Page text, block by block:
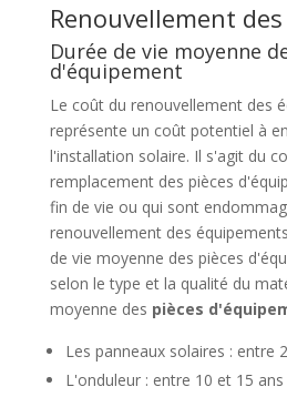
Renouvellement
Durée de vie moyenne
d'équipement
Le coût du renouvellement des
représente un coût potentiel à
l'installation solaire. Il s'agit du
remplacement des pièces
fin de vie ou qui sont
renouvellement des
de vie moyenne des pièces
selon le type et la qualité du
moyenne des pièces
Les panneaux solaires : entre
L'onduleur : entre 10 et 15 ans